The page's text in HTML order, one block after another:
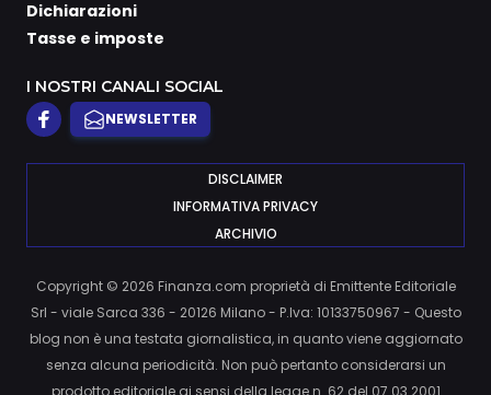
Dichiarazioni
Tasse e imposte
I NOSTRI CANALI SOCIAL
NEWSLETTER
DISCLAIMER
INFORMATIVA PRIVACY
ARCHIVIO
Copyright © 2026 Finanza.com proprietà di Emittente Editoriale
Srl - viale Sarca 336 - 20126 Milano - P.Iva: 10133750967 - Questo
blog non è una testata giornalistica, in quanto viene aggiornato
senza alcuna periodicità. Non può pertanto considerarsi un
prodotto editoriale ai sensi della legge n. 62 del 07.03.2001